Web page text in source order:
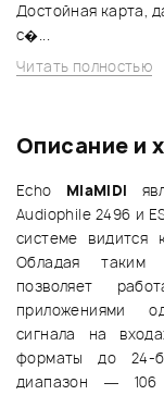
Достойная карта,
с�...
Читать полностью
Описание и
Echo MiaMIDI
Audiophile 2496 и
системе видится
Обладая таким
позволяет
приложениями
сигнала на
форматы до 24-
диапазон — 106